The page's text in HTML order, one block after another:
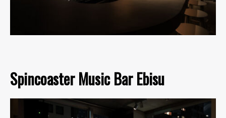
Spincoaster Music Bar Ebisu